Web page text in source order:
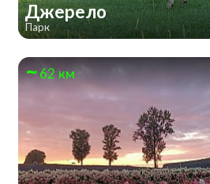
Джерело
Парк
62 км